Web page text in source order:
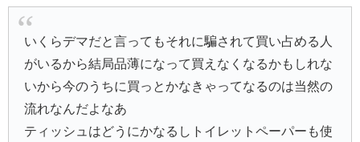
いくらデマだと言ってもそれに騙されて買い占める人
がいるから結局品薄になって買えなくなるかもしれな
いから今のうちに買っとかなきゃってなるのは当然の
流れなんだよなあ
ティッシュはどうにかなるしトイレットペーパーも使